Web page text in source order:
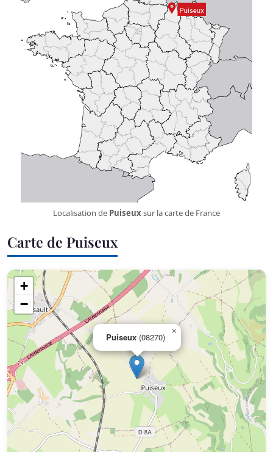
Localisation de Puiseux sur la carte de France
Carte de Puiseux
Puiseux (08270)
×
+
−